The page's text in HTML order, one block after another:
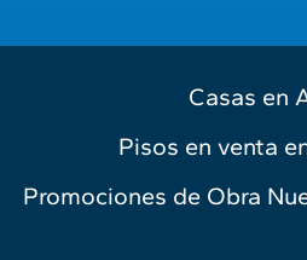
Casas en
Pisos en venta
Promociones de Obra